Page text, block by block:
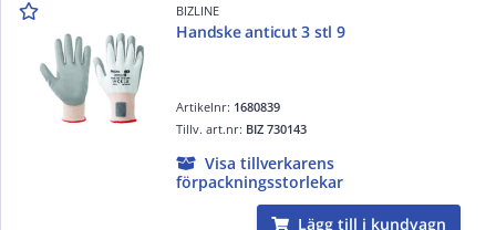
BIZLINE
Handske anticut 3 stl 9
Artikelnr: 1680839
Tillv. art.nr: BIZ 730143
Visa tillverkarens
förpackningsstorlekar
Lägg till i kundvagn